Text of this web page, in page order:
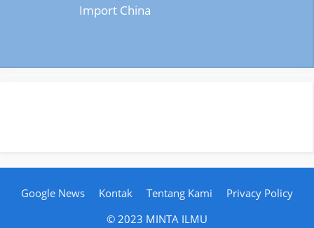
Import China
Google News Kontak Tentang Kami
Privacy Policy
© 2023 MINTA ILMU